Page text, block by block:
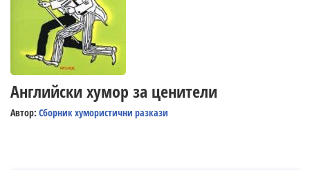
Английски хумор за ценители
Автор: Сборник хумористични разкази